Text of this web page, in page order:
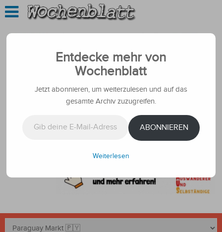
Entdecke mehr von
Wochenblatt
Jetzt abonnieren, um weiterzulesen und auf das
gesamte Archiv zuzugreifen.
ABONNIEREN
Weiterlesen